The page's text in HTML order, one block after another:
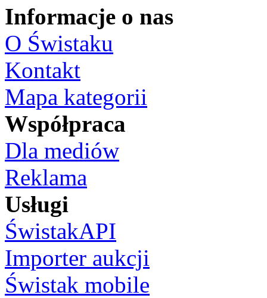
Informacje o nas
O Świstaku
Kontakt
Mapa kategorii
Współpraca
Dla mediów
Reklama
Usługi
ŚwistakAPI
Importer aukcji
Świstak mobile